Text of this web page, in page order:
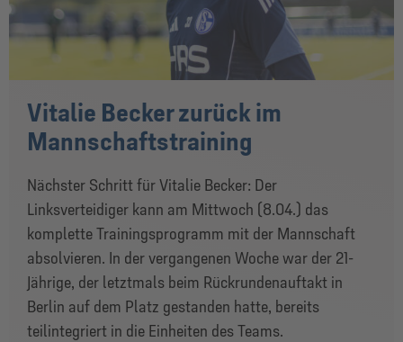
Vitalie Becker zurück im
Mannschaftstraining
Nächster Schritt für Vitalie Becker: Der
Linksverteidiger kann am Mittwoch (8.04.) das
komplette Trainingsprogramm mit der Mannschaft
absolvieren. In der vergangenen Woche war der 21-
Jährige, der letztmals beim Rückrundenauftakt in
Berlin auf dem Platz gestanden hatte, bereits
teilintegriert in die Einheiten des Teams.